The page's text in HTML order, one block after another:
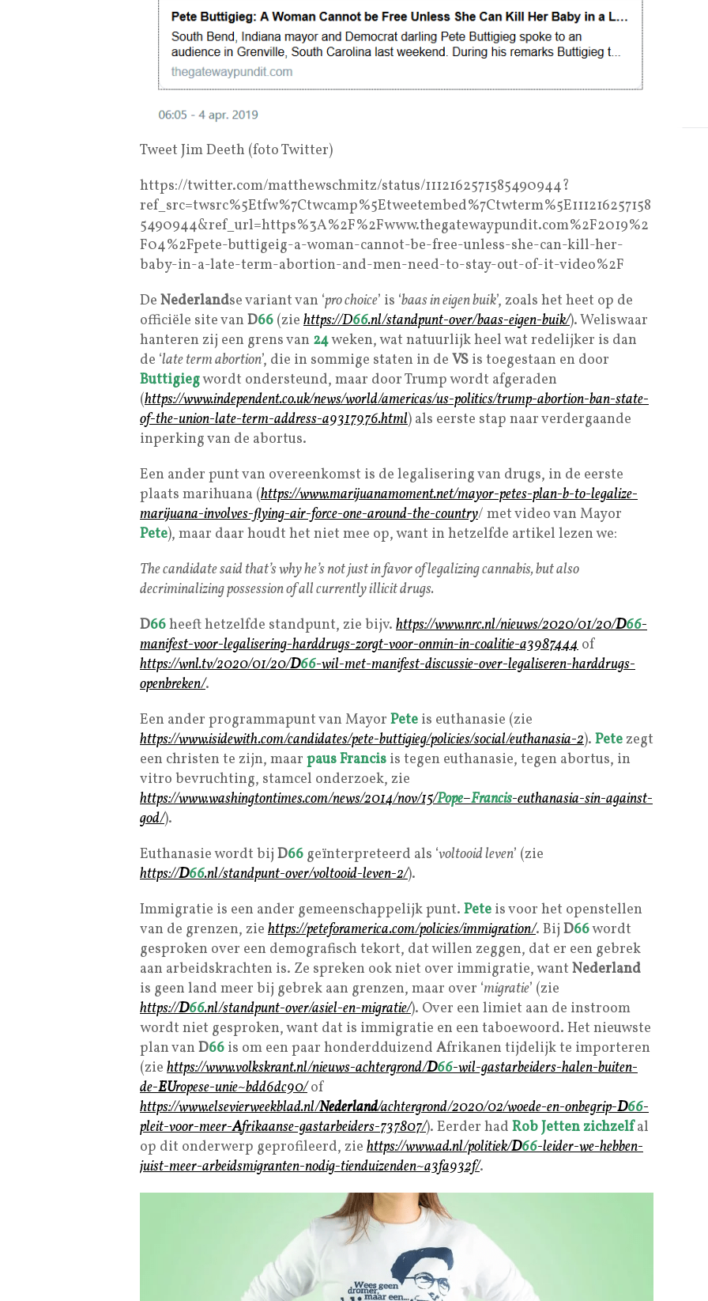
Tweet Jim Deeth (foto Twitter)
https://twitter.com/matthewschmitz/status/1112162571585490944?
ref_src=twsrc%5Etfw%7Ctwcamp%5Etweetembed%7Ctwterm%5E111216257158
5490944&ref_url=https%3A%2F%2Fwww.thegatewaypundit.com%2F2019%2
F04%2Fpete-buttigeig-a-woman-cannot-be-free-unless-she-can-kill-her-
baby-in-a-late-term-abortion-and-men-need-to-stay-out-of-it-video%2F
De Nederlandse variant van ‘pro choice’ is ‘baas in eigen buik’, zoals het heet op de
officiële site van D66 (zie https://D66.nl/standpunt-over/baas-eigen-buik/). Weliswaar
hanteren zij een grens van 24weken, wat natuurlijk heel wat redelijker is dan
de ‘late term abortion’, die in sommige staten in de VS is toegestaan en door
Buttigiegwordt ondersteund, maar door Trump wordt afgeraden
(https://www.independent.co.uk/news/world/americas/us-politics/trump-abortion-ban-state-
of-the-union-late-term-address-a9317976.html) als eerste stap naar verdergaande
inperking van de abortus.
Een ander punt van overeenkomst is de legalisering van drugs, in de eerste
plaats marihuana (https://www.marijuanamoment.net/mayor-petes-plan-b-to-legalize-
marijuana-involves-flying-air-force-one-around-the-country/ met video van Mayor
Pete), maar daar houdt het niet mee op, want in hetzelfde artikel lezen we:
The candidate said that’s why he’s not just in favor of legalizing cannabis, but also
decriminalizing possession of all currently illicit drugs.
D66heeft hetzelfde standpunt, zie bijv. https://www.nrc.nl/nieuws/2020/01/20/D66-
manifest-voor-legalisering-harddrugs-zorgt-voor-onmin-in-coalitie-a3987444 of
https://wnl.tv/2020/01/20/D66-wil-met-manifest-discussie-over-legaliseren-harddrugs-
openbreken/.
Een ander programmapunt van Mayor Pete is euthanasie (zie
https://www.isidewith.com/candidates/pete-buttigieg/policies/social/euthanasia-2). Petezegt
een christen te zijn, maar paus Francis is tegen euthanasie, tegen abortus, in
vitro bevruchting, stamcel onderzoek, zie
https://www.washingtontimes.com/news/2014/nov/15/Pope–Francis-euthanasia-sin-against-
god/).
Euthanasie wordt bij D66 geïnterpreteerd als ‘voltooid leven’ (zie
https://D66.nl/standpunt-over/voltooid-leven-2/).
Immigratie is een ander gemeenschappelijk punt. Pete is voor het openstellen
van de grenzen, zie https://peteforamerica.com/policies/immigration/. Bij D66wordt
gesproken over een demografisch tekort, dat willen zeggen, dat er een gebrek
aan arbeidskrachten is. Ze spreken ook niet over immigratie, want Nederland
is geen land meer bij gebrek aan grenzen, maar over ‘migratie’ (zie
https://D66.nl/standpunt-over/asiel-en-migratie/). Over een limiet aan de instroom
wordt niet gesproken, want dat is immigratie en een taboewoord. Het nieuwste
plan van D66 is om een paar honderdduizend Afrikanen tijdelijk te importeren
(zie https://www.volkskrant.nl/nieuws-achtergrond/D66-wil-gastarbeiders-halen-buiten-
de-EUropese-unie~bdd6dc90/of
https://www.elsevierweekblad.nl/Nederland/achtergrond/2020/02/woede-en-onbegrip-D66-
pleit-voor-meer-Afrikaanse-gastarbeiders-737807/). Eerder had Rob Jetten zichzelf al
op dit onderwerp geprofileerd, zie https://www.ad.nl/politiek/D66-leider-we-hebben-
juist-meer-arbeidsmigranten-nodig-tienduizenden~a3fa932f/.